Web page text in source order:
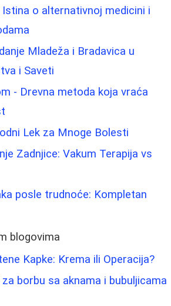
o alternativnoj medicini i
Mladeža i Bradavica u
i Saveti
- Drevna metoda koja vraća
Lek za Mnoge Bolesti
Zadnjice: Vakum Terapija vs
posle trudnoće: Kompletan
blogovima
Kapke: Krema ili Operacija?
borbu sa aknama i bubuljicama